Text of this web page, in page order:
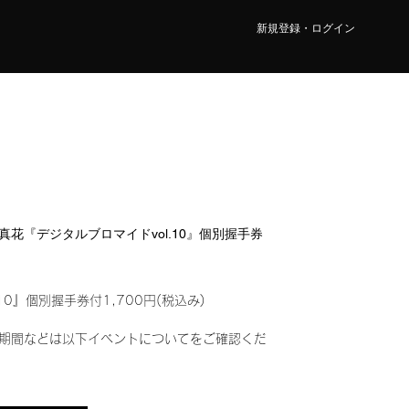
新規登録・ログイン
花『デジタルブロマイドvol.10』個別握手券
』個別握手券付1,700円(税込み)
間などは以下イベントについてをご確認くだ